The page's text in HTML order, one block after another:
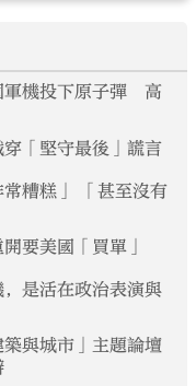
軍機投下原子彈 高
「堅守最後」謊言
糟糕」 「甚至沒有
要美國「買單」
是活在政治表演與
與城市」主題論壇